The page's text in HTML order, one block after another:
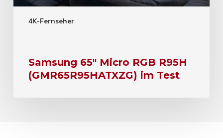
4K-Fernseher
Samsung 65″ Micro RGB R95H
(GMR65R95HATXZG) im Test